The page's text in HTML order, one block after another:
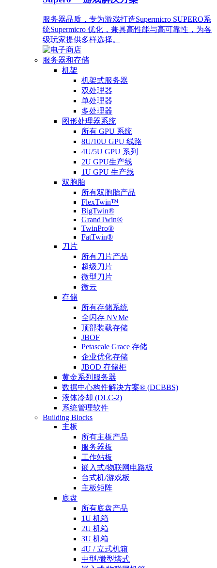
服务器品质，专为游戏打造Supermicro SUPERO系
统Supermicro 优化，兼具高性能与高可靠性，为各
级玩家提供多样选择。
服务器和存储
机架
机架式服务器
双处理器
单处理器
多处理器
图形处理器系统
所有 GPU 系统
8U/10U GPU 线路
4U/5U GPU 系列
2U GPU生产线
1U GPU 生产线
双胞胎
所有双胞胎产品
FlexTwin™
BigTwin®
GrandTwin®
TwinPro®
FatTwin®
刀片
所有刀片产品
超级刀片
微型刀片
微云
存储
所有存储系统
全闪存 NVMe
顶部装载存储
JBOF
Petascale Grace 存储
企业优化存储
JBOD 存储柜
黄金系列服务器
数据中心构件解决方案® (DCBBS)
液体冷却 (DLC-2)
系统管理软件
Building Blocks
主板
所有主板产品
服务器板
工作站板
嵌入式/物联网电路板
台式机/游戏板
主板矩阵
底盘
所有底盘产品
1U 机箱
2U 机箱
3U 机箱
4U / 立式机箱
中型/微型塔式